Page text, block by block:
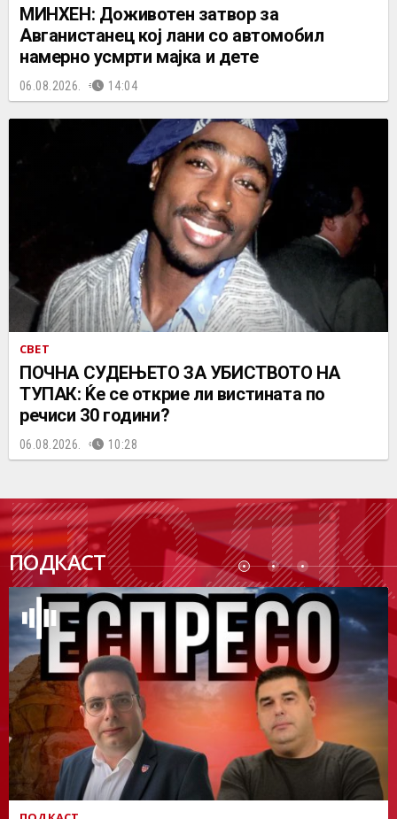
МИНХЕН: Доживотен затвор за
Авганистанец кој лани со автомобил
намерно усмрти мајка и дете
06.08.2026. 14:04
СВЕТ
ПОЧНА СУДЕЊЕТО ЗА УБИСТВОТО НА
ТУПАК: Ќе се открие ли вистината по
речиси 30 години?
06.08.2026. 10:28
ПОДКАСТ
ПОДК
АСТ